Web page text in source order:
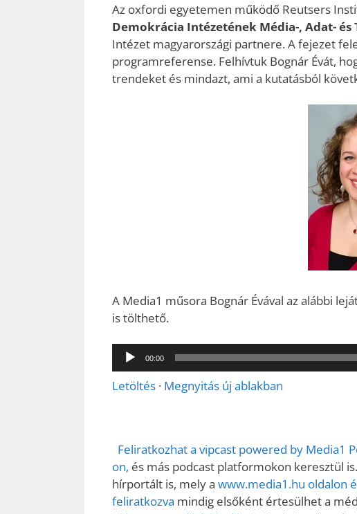
Az oxfordi egyetemen működő Reutsers
Demokrácia Intézetének Média-, Adat​-
Intézet magyarországi partnere. A fejezet
programreferense. Felhívtuk Bognár Évát,
trendeket és mindazt, ami a kutatásból
A Media1 műsora Bognár Évával az alábbi
is tölthető.
Audió
lejátszó
00:00
Letöltés · Megnyitás új ablakban
Feliratkozhat a vipcast powered by Media1
on, és más podcast platformokon keresztül
hírportált is, mely a www.media1.hu oldalon
feliratkozva mindig elsőként értesülhet a